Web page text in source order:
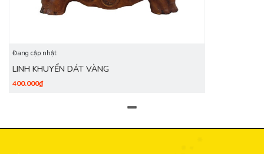
Đang cập nhật
LINH KHUYỂN DÁT VÀNG
400.000₫